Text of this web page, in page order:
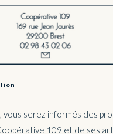
vous serez informés des
109 et de ses